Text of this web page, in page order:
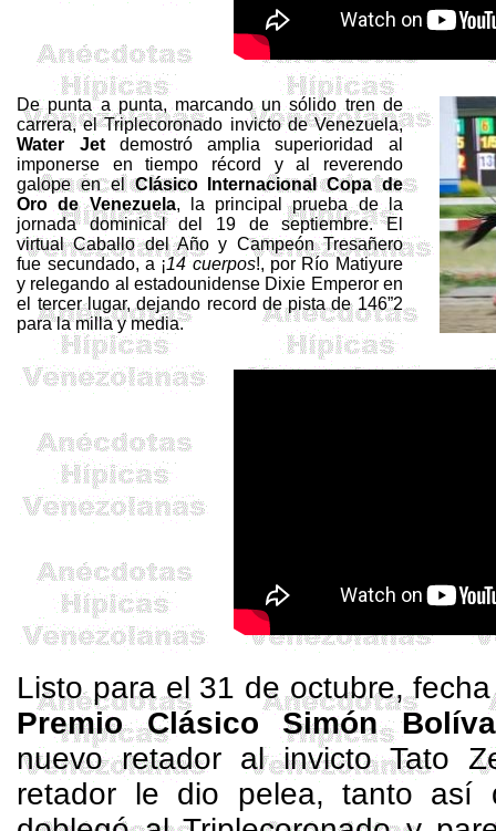
De punta a punta, marcando un sólido tren de
carrera, elTriplecoronado invicto de Venezuela,
Water Jetdemostró amplia superioridad al
imponerse en tiempo récord y al reverendo
galope en elClásico Internacional Copa de
Oro de Venezuela, la principal prueba de la
jornada dominical del 19 de septiembre. El
virtual Caballo del Año y CampeónTresañero
fue secundado, a ¡14 cuerpos!, por Río Matiyure
y relegando al estadounidense Dixie Emperoren
el tercer lugar, dejando record de pista de 146”2
para la milla y media.
Listo para el 31 de octubre,
Premio Clásico Simón
nuevo retador al invicto Tato
retador le dio pelea, tanto así